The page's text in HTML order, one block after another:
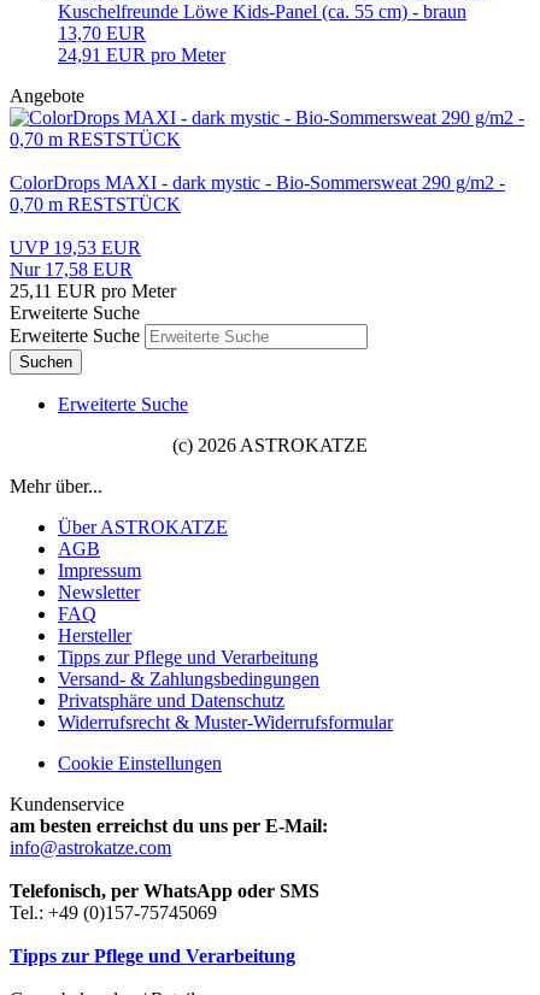
Kuschelfreunde Löwe Kids-Panel (ca. 55 cm) - braun
13,70 EUR
24,91 EUR pro Meter
Angebote
ColorDrops MAXI - dark mystic - Bio-Sommersweat 290 g/m2 -
0,70 m RESTSTÜCK
UVP 19,53 EUR
Nur 17,58 EUR
25,11 EUR pro Meter
Erweiterte Suche
Erweiterte Suche
Suchen
Erweiterte Suche
(c) 2026 ASTROKATZE
Mehr über...
Über ASTROKATZE
AGB
Impressum
Newsletter
FAQ
Hersteller
Tipps zur Pflege und Verarbeitung
Versand- & Zahlungsbedingungen
Privatsphäre und Datenschutz
Widerrufsrecht & Muster-Widerrufsformular
Cookie Einstellungen
Kundenservice
am besten erreichst du uns per E-Mail:
info@astrokatze.com
Telefonisch, per WhatsApp oder SMS
Tel.: +49 (0)157-75745069
Tipps zur Pflege und Verarbeitung